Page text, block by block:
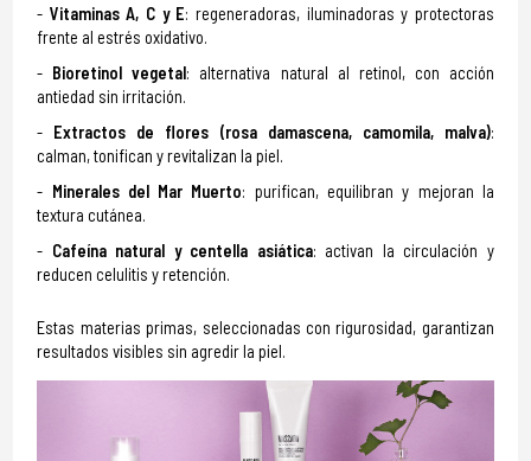
Vitaminas A, C y E: regeneradoras, iluminadoras y protectoras
frente al estrés oxidativo.
Bioretinol vegetal: alternativa natural al retinol, con acción
antiedad sin irritación.
Extractos de flores (rosa damascena, camomila, malva):
calman, tonifican y revitalizan la piel.
Minerales del Mar Muerto: purifican, equilibran y mejoran la
textura cutánea.
Cafeína natural y centella asiática: activan la circulación y
reducen celulitis y retención.
Estas materias primas, seleccionadas con rigurosidad, garantizan
resultados visibles sin agredir la piel.